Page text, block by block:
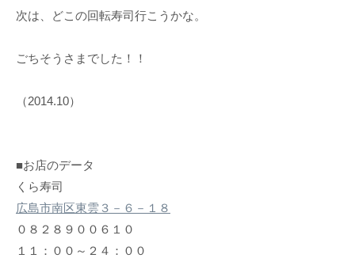
次は、どこの回転寿司行こうかな。
ごちそうさまでした！！
（2014.10）
■お店のデータ
くら寿司
広島市南区東雲３－６－１８
０８２８９００６１０
１１：００～２４：００